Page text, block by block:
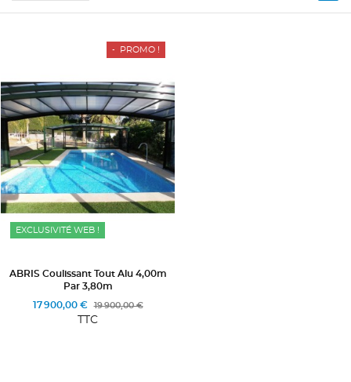
-2 000,00 €
EXCLUSIVITÉ WEB !
PROMO !
ABRIS Coulissant Tout Alu 4,00m
Par 3,80m
17 900,00 €
19 900,00 €
TTC